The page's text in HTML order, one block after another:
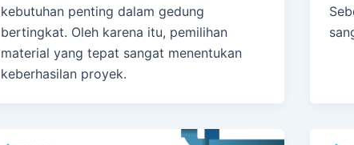
kebutuhan penting dalam gedung
bertingkat. Oleh karena itu, pemilihan
material yang tepat sangat menentukan
keberhasilan proyek.